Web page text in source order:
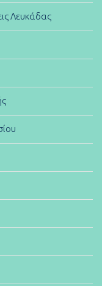
Λευκάδας